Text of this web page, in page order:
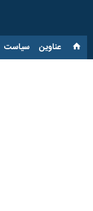
عناوین‌ سیاست